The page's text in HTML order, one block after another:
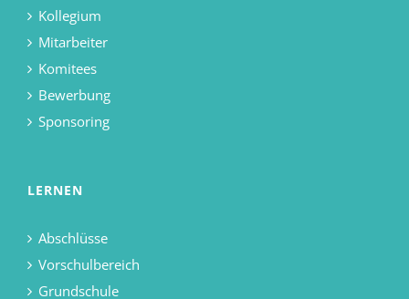
Kollegium
Mitarbeiter
Komitees
Bewerbung
Sponsoring
LERNEN
Abschlüsse
Vorschulbereich
Grundschule